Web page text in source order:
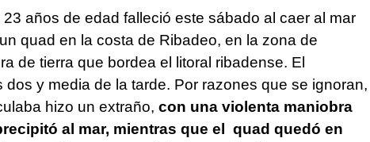
años de edad falleció este sábado al caer al mar
quad en la costa de Ribadeo, en la zona de
de tierra que bordea el litoral ribadense. El
y media de la tarde. Por razones que se ignoran,
hizo un extraño, con una violenta maniobra
al mar, mientras que el quad quedó en